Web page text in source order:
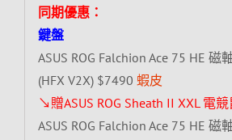
同期優惠：
鍵盤
ASUS ROG Falchion Ace 75 HE 磁
(HFX V2X) $7490 蝦皮
↘贈ASUS ROG Sheath II XXL 電
ASUS ROG Falchion Ace 75 HE 磁